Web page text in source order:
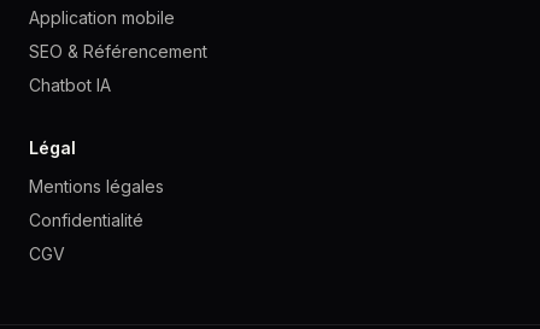
Application mobile
SEO & Référencement
Chatbot IA
Légal
Mentions légales
Confidentialité
CGV